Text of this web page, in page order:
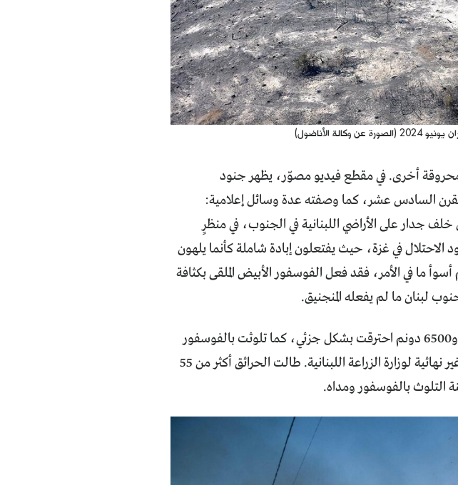
أخرى. في مقطع فيديو مصوّر، يظهر جنود
السادس عشر، كما وصفته عدة وسائل إعلامية:
جدار على الأراضي اللبنانية في الجنوب، في منظرٍ
في غزة، حيث يفتعلون إبادة شاملة كأنما يلهون
ما في الأمر، فقد فعل الفوسفور الأبيض الملقى بكثافة
لبنان ما لم يفعله المنجنيق.
أحرق الاحتلال 2400 دونم من الأراضي بشكل كامل، و6500 دونم احترقت بشكل جزئي، كما تلوثت بالفوسفور
محاصيل زراعية ومساحات أكبر بكثير، حسب أرقام غير نهائية لوزارة الزراعة اللبنانية. طالت الحرائق أكثر من 55
التلوث بالفوسفور ومداه.